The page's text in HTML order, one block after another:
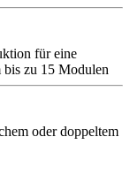
für eine
bis zu 15 Modulen
oder doppeltem